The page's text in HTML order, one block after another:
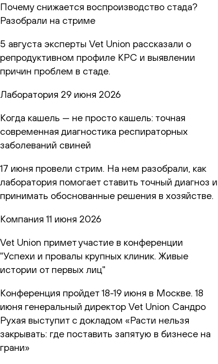
Почему снижается воспроизводство стада?
Разобрали на стриме
5 августа эксперты Vet Union рассказали о
репродуктивном профиле КРС и выявлении
причин проблем в стаде.
Лаборатория 29 июня 2026
Когда кашель — не просто кашель: точная
современная диагностика респираторных
заболеваний свиней
17 июня провели стрим. На нем разобрали, как
лаборатория помогает ставить точный диагноз и
принимать обоснованные решения в хозяйстве.
Компания 11 июня 2026
Vet Union примет участие в конференции
"Успехи и провалы крупных клиник. Живые
истории от первых лиц"
Конференция пройдет 18-19 июня в Москве. 18
июня генеральный директор Vet Union Сандро
Рухая выступит с докладом «Расти нельзя
закрывать: где поставить запятую в бизнесе на
грани»